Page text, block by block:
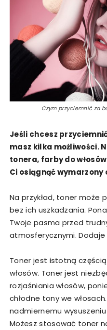
Czym przyciemnić za
Jeśli chcesz
masz kilka możliwości.
tonera, farby do
Ci osiągnąć wymarzony
Na przykład, toner może
bez ich uszkadzania.
Twoje pasma przed
atmosferycznymi. Dodaje
Toner jest istotną
włosów. Toner jest
rozjaśniania włosów,
chłodne tony we
nadmiernemu wysuszeniu
Możesz stosować toner